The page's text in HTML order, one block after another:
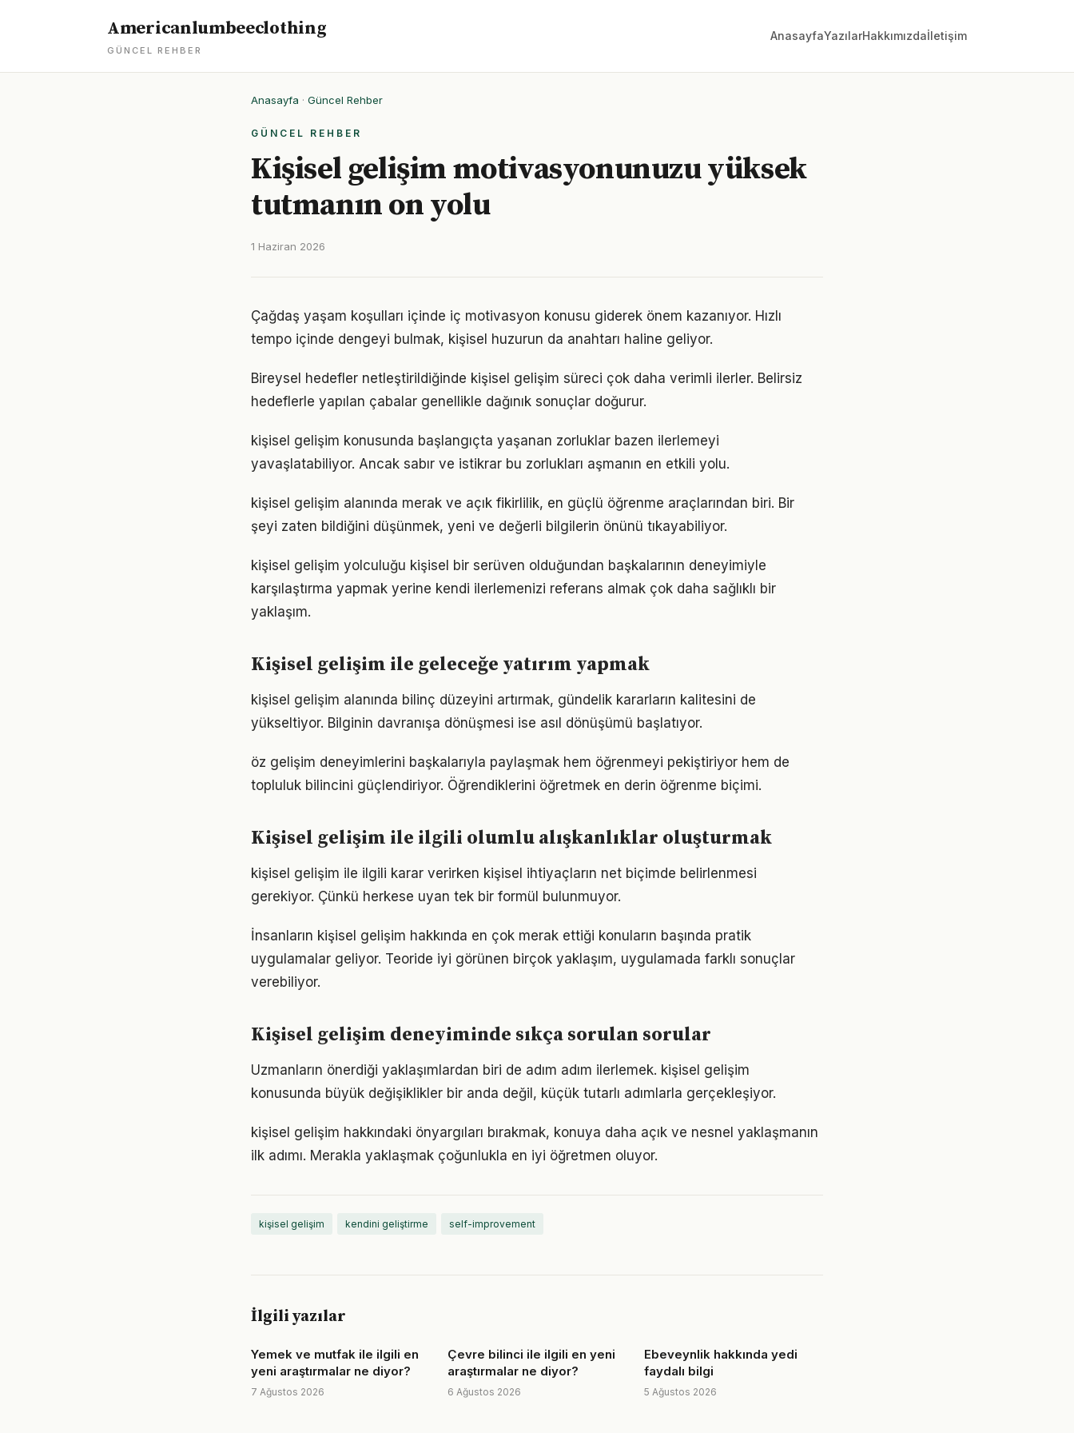
Americanlumbeeclothing
GÜNCEL REHBER
AnasayfaYazılarHakkımızdaİletişim
Anasayfa · Güncel Rehber
GÜNCEL REHBER
Kişisel gelişim motivasyonunuzu yüksek
tutmanın on yolu
1 Haziran 2026
Çağdaş yaşam koşulları içinde iç motivasyon konusu giderek önem kazanıyor. Hızlı
tempo içinde dengeyi bulmak, kişisel huzurun da anahtarı haline geliyor.
Bireysel hedefler netleştirildiğinde kişisel gelişim süreci çok daha verimli ilerler. Belirsiz
hedeflerle yapılan çabalar genellikle dağınık sonuçlar doğurur.
kişisel gelişim konusunda başlangıçta yaşanan zorluklar bazen ilerlemeyi
yavaşlatabiliyor. Ancak sabır ve istikrar bu zorlukları aşmanın en etkili yolu.
kişisel gelişim alanında merak ve açık fikirlilik, en güçlü öğrenme araçlarından biri. Bir
şeyi zaten bildiğini düşünmek, yeni ve değerli bilgilerin önünü tıkayabiliyor.
kişisel gelişim yolculuğu kişisel bir serüven olduğundan başkalarının deneyimiyle
karşılaştırma yapmak yerine kendi ilerlemenizi referans almak çok daha sağlıklı bir
yaklaşım.
Kişisel gelişim ile geleceğe yatırım yapmak
kişisel gelişim alanında bilinç düzeyini artırmak, gündelik kararların kalitesini de
yükseltiyor. Bilginin davranışa dönüşmesi ise asıl dönüşümü başlatıyor.
öz gelişim deneyimlerini başkalarıyla paylaşmak hem öğrenmeyi pekiştiriyor hem de
topluluk bilincini güçlendiriyor. Öğrendiklerini öğretmek en derin öğrenme biçimi.
Kişisel gelişim ile ilgili olumlu alışkanlıklar oluşturmak
kişisel gelişim ile ilgili karar verirken kişisel ihtiyaçların net biçimde belirlenmesi
gerekiyor. Çünkü herkese uyan tek bir formül bulunmuyor.
İnsanların kişisel gelişim hakkında en çok merak ettiği konuların başında pratik
uygulamalar geliyor. Teoride iyi görünen birçok yaklaşım, uygulamada farklı sonuçlar
verebiliyor.
Kişisel gelişim deneyiminde sıkça sorulan sorular
Uzmanların önerdiği yaklaşımlardan biri de adım adım ilerlemek. kişisel gelişim
konusunda büyük değişiklikler bir anda değil, küçük tutarlı adımlarla gerçekleşiyor.
kişisel gelişim hakkındaki önyargıları bırakmak, konuya daha açık ve nesnel yaklaşmanın
ilk adımı. Merakla yaklaşmak çoğunlukla en iyi öğretmen oluyor.
kişisel gelişim kendini geliştirme self-improvement
İlgili yazılar
Yemek ve mutfak ile ilgili en
yeni araştırmalar ne diyor?
7 Ağustos 2026
Çevre bilinci ile ilgili en yeni
araştırmalar ne diyor?
6 Ağustos 2026
Ebeveynlik hakkında yedi
faydalı bilgi
5 Ağustos 2026